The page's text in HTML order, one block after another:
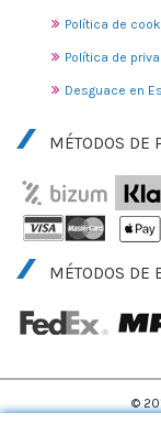
Política de
Política de
Desguace en
MÉTODOS DE
MÉTODOS DE
©